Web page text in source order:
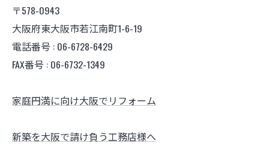
〒578-0943
大阪府東大阪市若江南町1-6-19
電話番号 : 06-6728-6429
FAX番号 : 06-6732-1349
家庭円満に向け大阪でリフォーム
新築を大阪で請け負う工務店様へ